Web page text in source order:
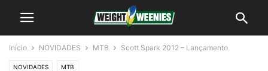
Início NOVIDADES MTB Scott Spark 2012 – Lançamento
NOVIDADES MTB